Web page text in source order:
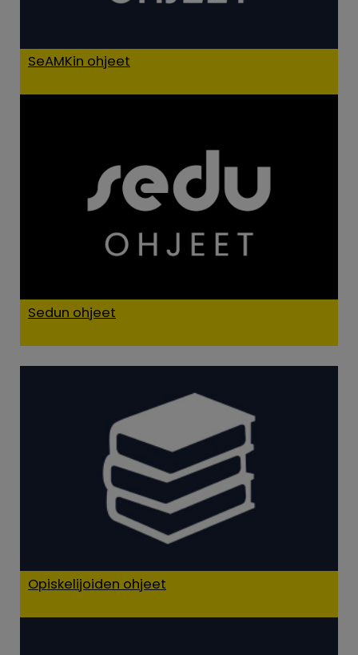
SeAMKin ohjeet
Sedun ohjeet
Opiskelijoiden ohjeet